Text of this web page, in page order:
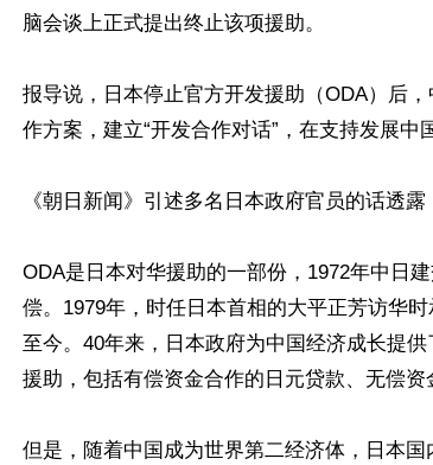
脑会谈上正式提出终止该项援助。
报导说，日本停止官方开发援助（ODA）后
作方案，建立“开发合作对话”，在支持发展中
《朝日新闻》引述多名日本政府官员的话透
ODA是日本对华援助的一部份，1972年中日
偿。1979年，时任日本首相的大平正芳访华
至今。40年来，日本政府为中国经济成长提
援助，包括有偿资金合作的日元贷款、无偿资
但是，随着中国成为世界第二经济体，日本